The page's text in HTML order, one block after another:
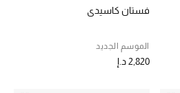
فستان كاسيدي
الموسم الجديد
2,820 د.إ